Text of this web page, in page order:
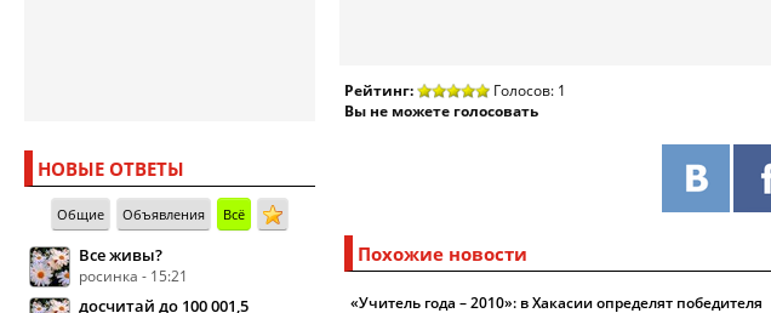
НОВЫЕ ОТВЕТЫ
Общие Объявления Всё
Все живы?
росинка - 15:21
досчитай до 100 001,5
Рейтинг:
Голосов: 1
Вы не можете голосовать
Похожие новости
«Учитель года – 2010»: в Хакасии определят победителя